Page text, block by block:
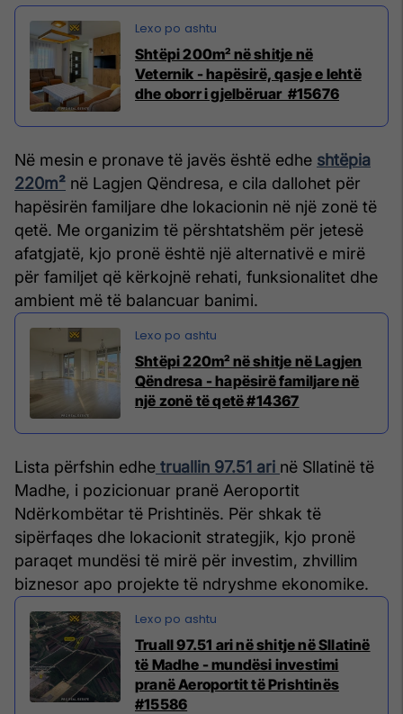
Shtëpi 200m² në shitje në
Veternik - hapësirë, qasje e lehtë
dhe oborr i gjelbëruar #15676
Në mesin e pronave të javës është edhe shtëpia
220m² në Lagjen Qëndresa, e cila dallohet për
hapësirën familjare dhe lokacionin në një zonë të
qetë. Me organizim të përshtatshëm për jetesë
afatgjatë, kjo pronë është një alternativë e mirë
për familjet që kërkojnë rehati, funksionalitet dhe
ambient më të balancuar banimi.
​Shtëpi 220m² në shitje në Lagjen
Qëndresa - hapësirë familjare në
një zonë të qetë #14367
Lista përfshin edhe truallin 97.51 ari në Sllatinë të
Madhe, i pozicionuar pranë Aeroportit
Ndërkombëtar të Prishtinës. Për shkak të
sipërfaqes dhe lokacionit strategjik, kjo pronë
paraqet mundësi të mirë për investim, zhvillim
biznesor apo projekte të ndryshme ekonomike.
Truall 97.51 ari në shitje në Sllatinë
të Madhe - mundësi investimi
pranë Aeroportit të Prishtinës
#15586